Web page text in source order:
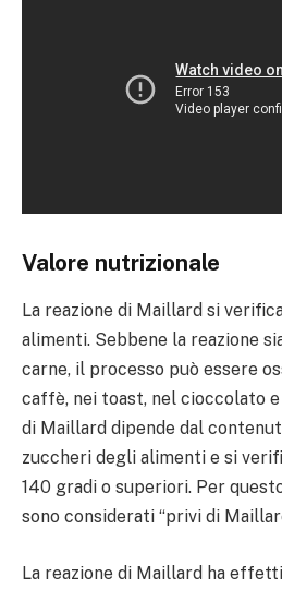
Valore nutrizionale
La reazione di Maillard si
alimenti. Sebbene la reazione
carne, il processo può essere
caffè, nei toast, nel cioccolato
di Maillard dipende dal
zuccheri degli alimenti e si
140 gradi o superiori. Per
sono considerati “privi di
La reazione di Maillard ha